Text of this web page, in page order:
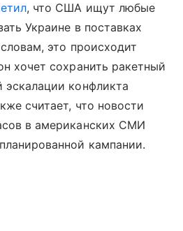
, что США ищут любые
Украине в поставках
это происходит
хочет сохранить ракетный
конфликта
считает, что новости
в американских СМИ
кампании.